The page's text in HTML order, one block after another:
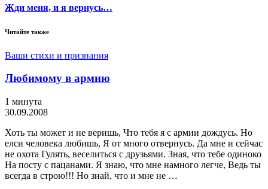
Жди меня, и я вернусь…
Читайте также
Ваши стихи и признания
Любимому в армию
1 минута
30.09.2008
Хоть ты может и не веришь, Что тебя я с армии дождусь. Но
елси человека любишь, Я от много отвернусь. Да мне и сейчас
не охота Гулять, веселиться с друзьями. Зная, что тебе одиноко
На посту с пацанами. Я знаю, что мне намного легче, Ведь ты
всегда в строю!!! Но знай, что и мне не …